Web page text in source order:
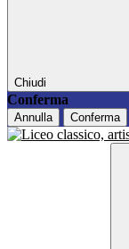
Chiudi
Conferma
Annulla Conferma